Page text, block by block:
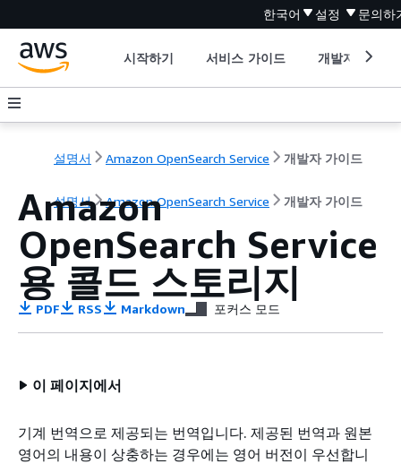
한국어 설정 문의하
시작하기 서비스 가이드 개발자 도구
설명서 Amazon OpenSearch Service 개발자 가이드
설명서 Amazon OpenSearch Service 개발자 가이드
Amazon
OpenSearch Service
용 콜드 스토리지
PDF RSS Markdown 포커스 모드
이 페이지에서
기계 번역으로 제공되는 번역입니다. 제공된 번역과 원본
영어의 내용이 상충하는 경우에는 영어 버전이 우선합니